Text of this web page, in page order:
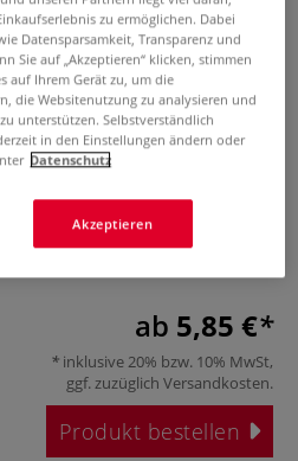
Alu-Walze
und Hobby: Glatte Walze aus
Silikongummi und
lassen sich mühelos ausrollen.
ab 5,85 €
inklusive 20% bzw. 10% MwSt,
ggf. zuzüglich Versandkosten.
Produkt bestellen
zu ermöglichen. Dabei
Datensparsamkeit, Transparenz und
Sie auf „Akzeptieren“ klicken, stimmen
auf Ihrem Gerät zu, um die
die Websitenutzung zu analysieren und
unterstützen. Selbstverständlich
in den Einstellungen ändern oder
Datenschutz
Akzeptieren